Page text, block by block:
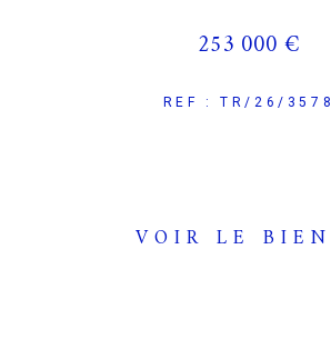
253 000 €
REF : TR/26/3578
VOIR LE BIEN